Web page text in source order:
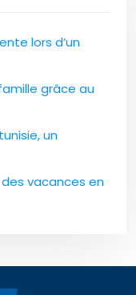
lors d’un
grâce au
un
vacances en